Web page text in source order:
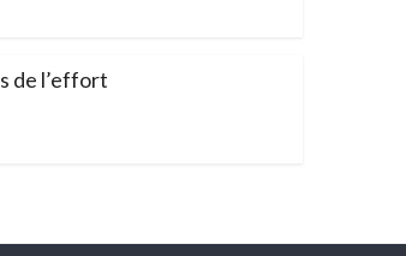
de l’effort